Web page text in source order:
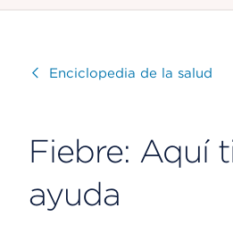
Visitar
Enciclopedia de la salud
Fiebre: Aquí
ayuda